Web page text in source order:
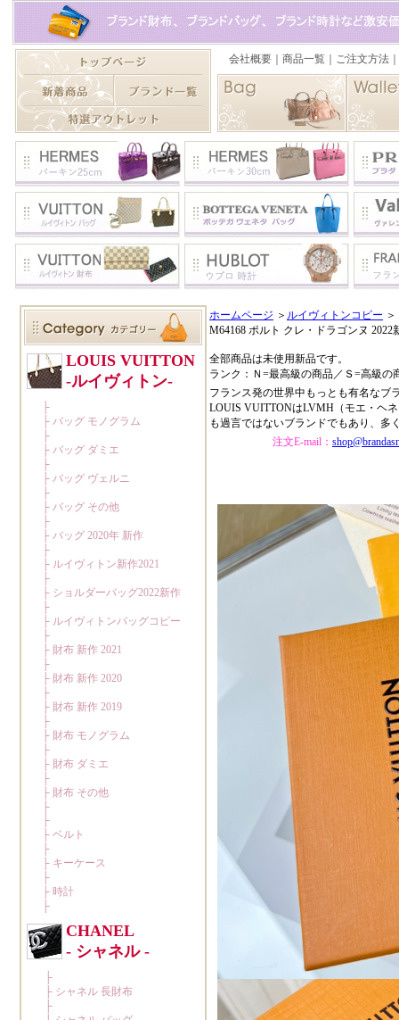
ホームページ ＞ ルイヴィトンコピー ＞
M64168 ポルト クレ・ドラゴンヌ 2022
全部商品は未使用新品です。
ランク：Ｎ=最高級の商品／Ｓ=高級の
フランス発の世界中もっとも有名なブ
LOUIS VUITTONはLVMH（モエ・ヘ
も過言ではないブランドでもあり、多
注文E-mail：